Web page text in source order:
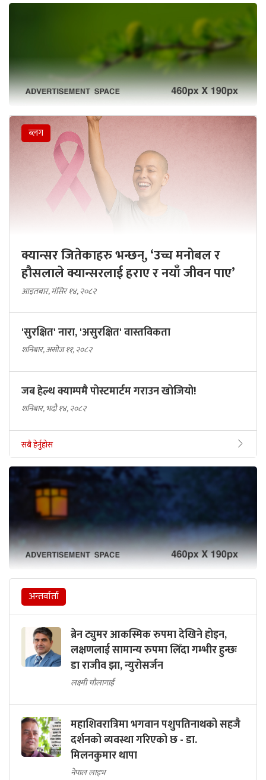
ब्लग
क्यान्सर जितेकाहरु भन्छन्, ‘उच्च मनोबल र
हौसलाले क्यान्सरलाई हराए र नयाँ जीवन पाए’
आइतबार, मंसिर १४, २०८२
'सुरक्षित' नारा, 'असुरक्षित' वास्तविकता
शनिबार, असोज ११, २०८२
जब हेल्थ क्याम्पमै पोस्टमार्टम गराउन खोजियो!
शनिबार, भदौ १४, २०८२
सबै हेर्नुहोस
अन्तर्वार्ता
ब्रेन ट्युमर आकस्मिक रुपमा देखिने होइन,
लक्षणलाई सामान्य रुपमा लिँदा गम्भीर हुन्छः
डा राजीव झा, न्युरोसर्जन
लक्ष्मी चौलागाईं
महाशिवरात्रिमा भगवान पशुपतिनाथको सहजै
दर्शनको व्यवस्था गरिएको छ - डा.
मिलनकुमार थापा
नेपाल लाइभ